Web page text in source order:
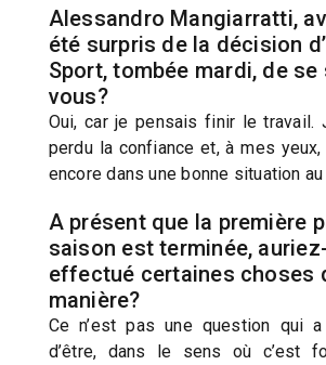
Alessandro Mangiarratti,
été surpris de la décision
Sport, tombée mardi, de se
vous?
Oui, car je pensais finir le travail.
perdu la confiance et, à mes
encore dans une bonne situation
A présent que la première
saison est terminée,
effectué certaines choses
manière?
Ce n’est pas une question qui
d’être, dans le sens où c’est